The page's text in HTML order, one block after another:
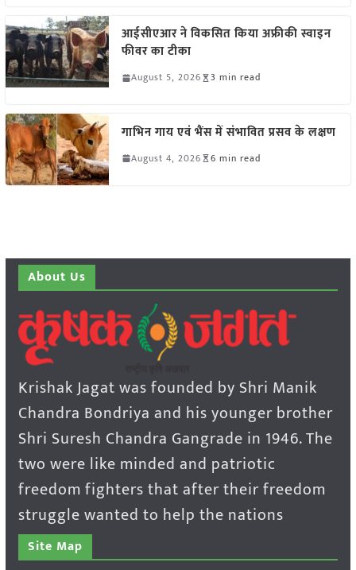
आईसीएआर ने विकसित किया अफ्रीकी स्वाइन
फीवर का टीका
August 5, 2026 3 min read
गाभिन गाय एवं भैंस में संभावित प्रसव के लक्षण
August 4, 2026 6 min read
About Us
Krishak Jagat was founded by Shri Manik
Chandra Bondriya and his younger brother
Shri Suresh Chandra Gangrade in 1946. The
two were like minded and patriotic
freedom fighters that after their freedom
struggle wanted to help the nations
Site Map